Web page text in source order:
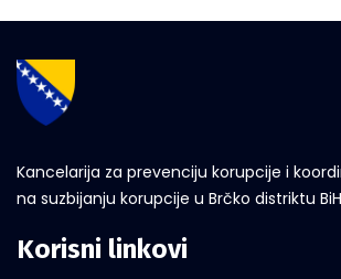
Kancelarija za prevenciju korupcije i
na suzbijanju korupcije u Brčko distriktu BiH
Korisni linkovi